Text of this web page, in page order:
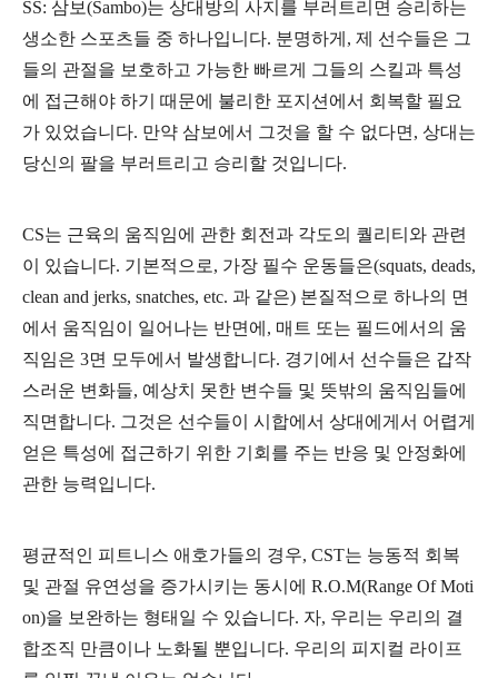
SS: 삼보(Sambo)는 상대방의 사지를 부러트리면 승리하는
생소한 스포츠들 중 하나입니다. 분명하게, 제 선수들은 그
들의 관절을 보호하고 가능한 빠르게 그들의 스킬과 특성
에 접근해야 하기 때문에 불리한 포지션에서 회복할 필요
가 있었습니다. 만약 삼보에서 그것을 할 수 없다면, 상대는
당신의 팔을 부러트리고 승리할 것입니다.
CS는 근육의 움직임에 관한 회전과 각도의 퀄리티와 관련
이 있습니다. 기본적으로, 가장 필수 운동들은(squats, deads,
clean and jerks, snatches, etc. 과 같은) 본질적으로 하나의 면
에서 움직임이 일어나는 반면에, 매트 또는 필드에서의 움
직임은 3면 모두에서 발생합니다. 경기에서 선수들은 갑작
스러운 변화들, 예상치 못한 변수들 및 뜻밖의 움직임들에
직면합니다. 그것은 선수들이 시합에서 상대에게서 어렵게
얻은 특성에 접근하기 위한 기회를 주는 반응 및 안정화에
관한 능력입니다.
평균적인 피트니스 애호가들의 경우, CST는 능동적 회복
및 관절 유연성을 증가시키는 동시에 R.O.M(Range Of Moti
on)을 보완하는 형태일 수 있습니다. 자, 우리는 우리의 결
합조직 만큼이나 노화될 뿐입니다. 우리의 피지컬 라이프